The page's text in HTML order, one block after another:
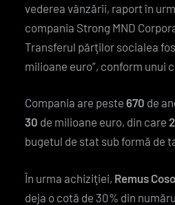
vederea vânzării, raport în
compania Strong MND
Transferul părţilor socialea
milioane euro”, conform unui
Compania are peste 670 de
30 de milioane euro, din care
bugetul de stat sub formă de
În urma achiziţiei, Remus
deja o cotă de 30% din